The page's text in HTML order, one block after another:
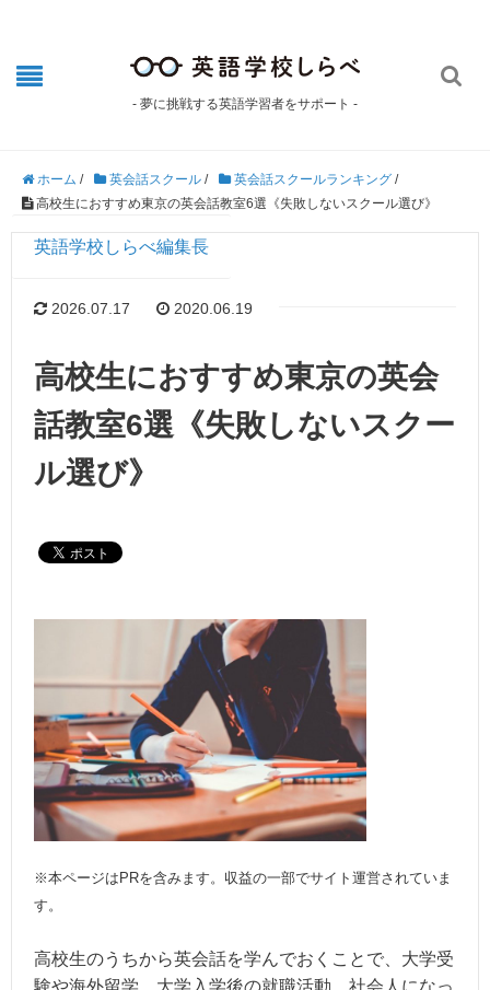
- 夢に挑戦する英語学習者をサポート -

ホーム / 英会話スクール / 英会話スクールランキング /
高校生におすすめ東京の英会話教室6選《失敗しないスクール選び》
英語学校しらべ編集長
2026.07.17 2020.06.19
高校生におすすめ東京の英会
話教室6選《失敗しないスクー
ル選び》
※本ページはPRを含みます。収益の一部でサイト運営されていま
す。
高校生のうちから英会話を学んでおくことで、大学受